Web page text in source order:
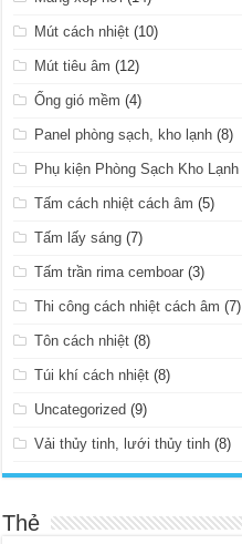
Mút cách nhiệt (10)
Mút tiêu âm (12)
Ống gió mềm (4)
Panel phòng sạch, kho lạnh (8)
Phụ kiện Phòng Sạch Kho Lạnh
Tấm cách nhiệt cách âm (5)
Tấm lấy sáng (7)
Tấm trần rima cemboar (3)
Thi công cách nhiệt cách âm (7)
Tôn cách nhiệt (8)
Túi khí cách nhiệt (8)
Uncategorized (9)
Vải thủy tinh, lưới thủy tinh (8)
Thẻ